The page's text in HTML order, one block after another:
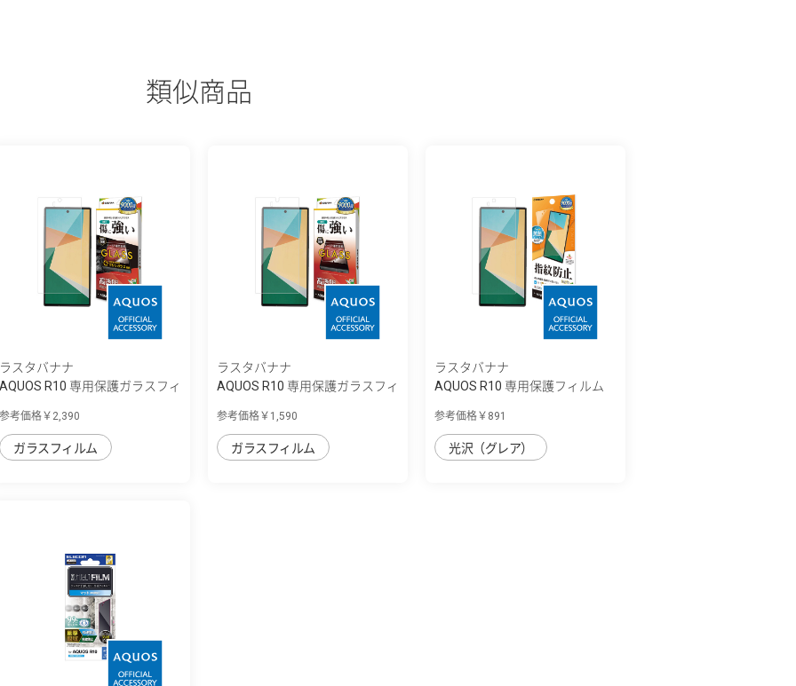
類似商品
ラスタバナナ
AQUOS R10 専用保護ガラスフィ
参考価格￥2,390
ガラスフィルム
ラスタバナナ
AQUOS R10 専用保護ガラスフィ
参考価格￥1,590
ガラスフィルム
ラスタバナナ
AQUOS R10 専用保護フィルム
参考価格￥891
光沢（グレア）